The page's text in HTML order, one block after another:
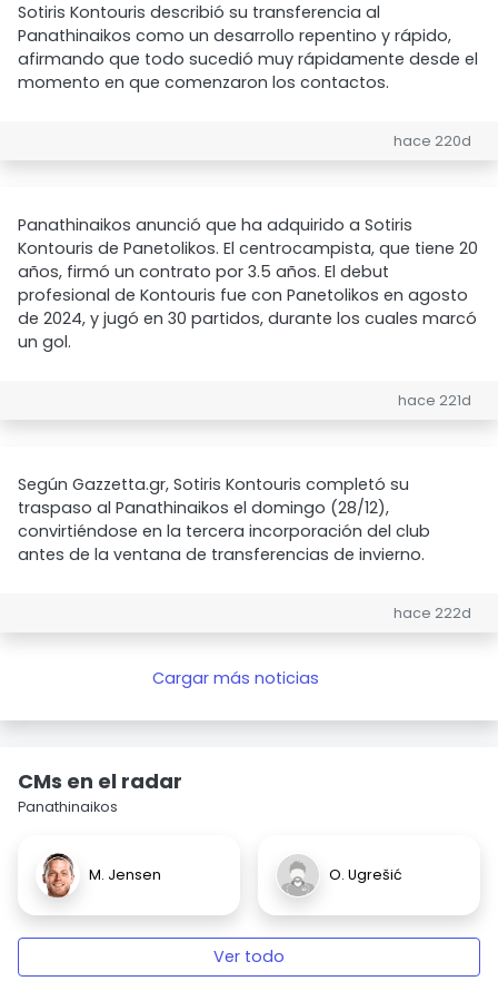
Sotiris Kontouris describió su transferencia al
Panathinaikos como un desarrollo repentino y rápido,
afirmando que todo sucedió muy rápidamente desde el
momento en que comenzaron los contactos.
hace 220d
Panathinaikos anunció que ha adquirido a Sotiris
Kontouris de Panetolikos. El centrocampista, que tiene 20
años, firmó un contrato por 3.5 años. El debut
profesional de Kontouris fue con Panetolikos en agosto
de 2024, y jugó en 30 partidos, durante los cuales marcó
un gol.
hace 221d
Según Gazzetta.gr, Sotiris Kontouris completó su
traspaso al Panathinaikos el domingo (28/12),
convirtiéndose en la tercera incorporación del club
antes de la ventana de transferencias de invierno.
hace 222d
Cargar más noticias
CMs en el radar
Panathinaikos
M. Jensen O. Ugrešić
Ver todo